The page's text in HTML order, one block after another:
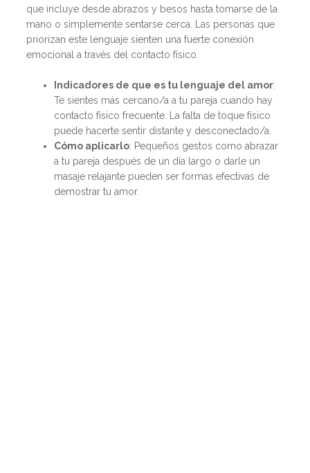
que incluye desde abrazos y besos hasta tomarse de la
mano o simplemente sentarse cerca. Las personas que
priorizan este lenguaje sienten una fuerte conexión
emocional a través del contacto físico.
Indicadores de que es tu lenguaje del amor:
Te sientes más cercano/a a tu pareja cuando hay
contacto físico frecuente. La falta de toque físico
puede hacerte sentir distante y desconectado/a.
Cómo aplicarlo: Pequeños gestos como abrazar
a tu pareja después de un día largo o darle un
masaje relajante pueden ser formas efectivas de
demostrar tu amor.